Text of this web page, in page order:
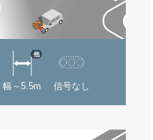
幅～5.5m
他
信号なし